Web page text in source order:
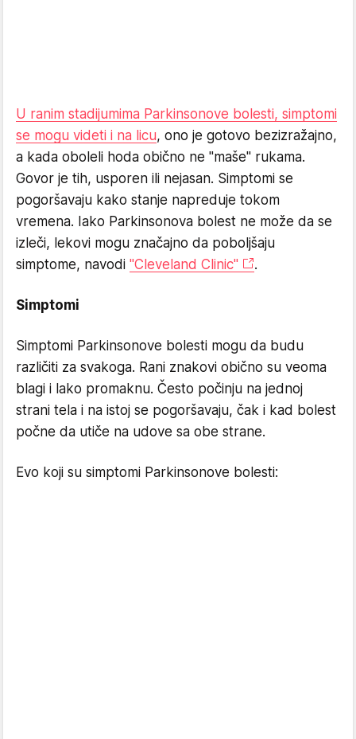
U ranim stadijumima Parkinsonove bolesti, simptomi
se mogu videti i na licu, ono je gotovo bezizražajno,
a kada oboleli hoda obično ne "maše" rukama.
Govor je tih, usporen ili nejasan. Simptomi se
pogoršavaju kako stanje napreduje tokom
vremena. Iako Parkinsonova bolest ne može da se
izleči, lekovi mogu značajno da poboljšaju
simptome, navodi "Cleveland Clinic" .
Simptomi
Simptomi Parkinsonove bolesti mogu da budu
različiti za svakoga. Rani znakovi obično su veoma
blagi i lako promaknu. Često počinju na jednoj
strani tela i na istoj se pogoršavaju, čak i kad bolest
počne da utiče na udove sa obe strane.
Evo koji su simptomi Parkinsonove bolesti: